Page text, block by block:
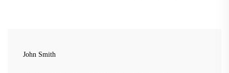
John Smith